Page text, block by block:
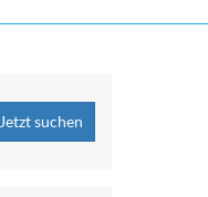
Jetzt suchen